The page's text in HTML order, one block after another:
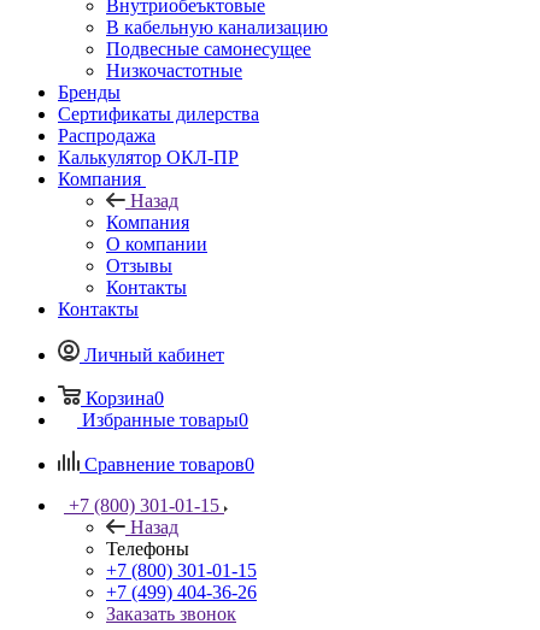
Внутриобеъктовые
В кабельную канализацию
Подвесные самонесущее
Низкочастотные
Бренды
Сертификаты дилерства
Распродажа
Калькулятор ОКЛ-ПР
Компания
Назад
Компания
О компании
Отзывы
Контакты
Контакты
Личный кабинет
Корзина0
Избранные товары0
Сравнение товаров0
+7 (800) 301-01-15
Назад
Телефоны
+7 (800) 301-01-15
+7 (499) 404-36-26
Заказать звонок